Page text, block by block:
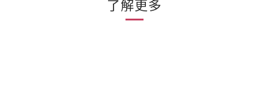
了解更多